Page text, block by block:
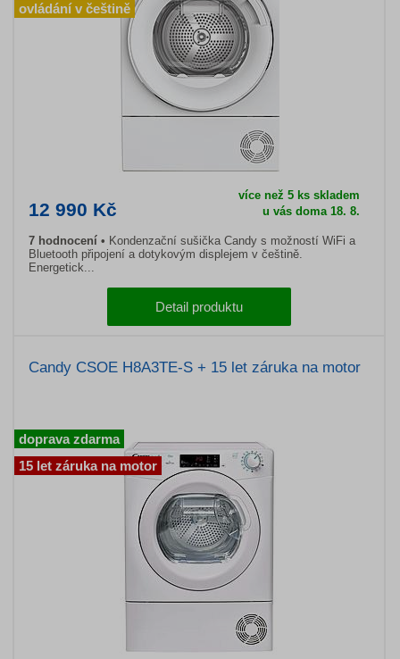
12 990 Kč
více než 5 ks skladem
u vás doma 18. 8.
7 hodnocení
Kondenzační sušička Candy s možností WiFi a
Bluetooth připojení a dotykovým displejem v češtině.
Energetick...
Detail produktu
ovládání v češtině
Candy CSOE H8A3TE-S + 15 let záruka na motor
doprava zdarma
15 let záruka na motor